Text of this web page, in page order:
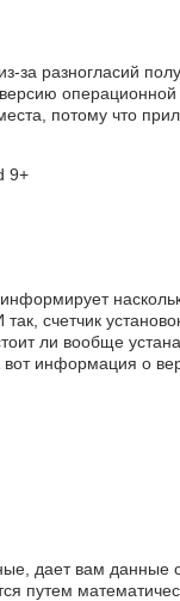
за разногласий
потому что
9+
счетчик
ли вообще
вот информация о
дает вам данные
путем